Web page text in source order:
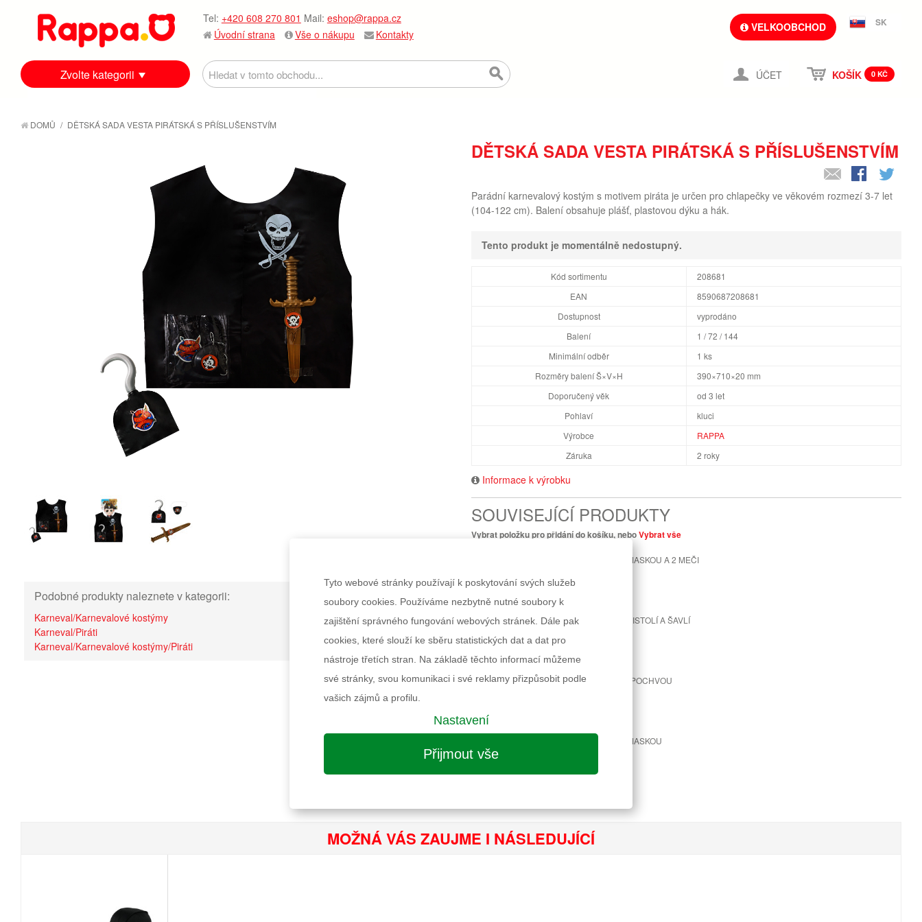
Tel: +420 608 270 801 Mail: eshop@rappa.cz
Úvodní strana
Vše o nákupu Kontakty
VELKOOBCHOD SK
ÚČET KOŠÍK 0 KČ
Zvolte kategorii
DOMŮ / DĚTSKÁ SADA VESTA PIRÁTSKÁ S PŘÍSLUŠENSTVÍM
Podobné produkty naleznete v kategorii:
Karneval/Karnevalové kostýmy
Karneval/Piráti
Karneval/Karnevalové kostýmy/Piráti
DĚTSKÁ SADA VESTA PIRÁTSKÁ S PŘÍSLUŠENSTVÍM
Parádní karnevalový kostým s motivem piráta je určen pro chlapečky ve věkovém rozmezí 3-7 let
(104-122 cm). Balení obsahuje plášť, plastovou dýku a hák.
Tento produkt je momentálně nedostupný.
Kód sortimentu
208681
EAN
8590687208681
Dostupnost
vyprodáno
Balení
1 / 72 / 144
Minimální odběr
1 ks
Rozměry balení Š×V×H
390×710×20 mm
Doporučený věk
od 3 let
Pohlaví
kluci
Výrobce
RAPPA
Záruka
2 roky
Informace k výrobku
SOUVISEJÍCÍ PRODUKTY
Vybrat položku pro přidání do košíku, neboVybrat vše
PIRÁTSKÁ SADA S MASKOU A 2 MEČI
98 Kč
SADA PIRÁTSKÁ S PISTOLÍ A ŠAVLÍ
80 Kč
PIRÁTSKÁ ŠAVLE S POCHVOU
PIRÁTSKÁ SADA S MASKOU
MOŽNÁ VÁS ZAUJME I NÁSLEDUJÍCÍ
Tyto webové stránky používají k poskytování svých služeb
soubory cookies. Používáme nezbytně nutné soubory k
zajištění správného fungování webových stránek. Dále pak
cookies, které slouží ke sběru statistických dat a dat pro
nástroje třetích stran. Na základě těchto informací můžeme
své stránky, svou komunikaci i své reklamy přizpůsobit podle
vašich zájmů a profilu.
Nastavení
Přijmout vše